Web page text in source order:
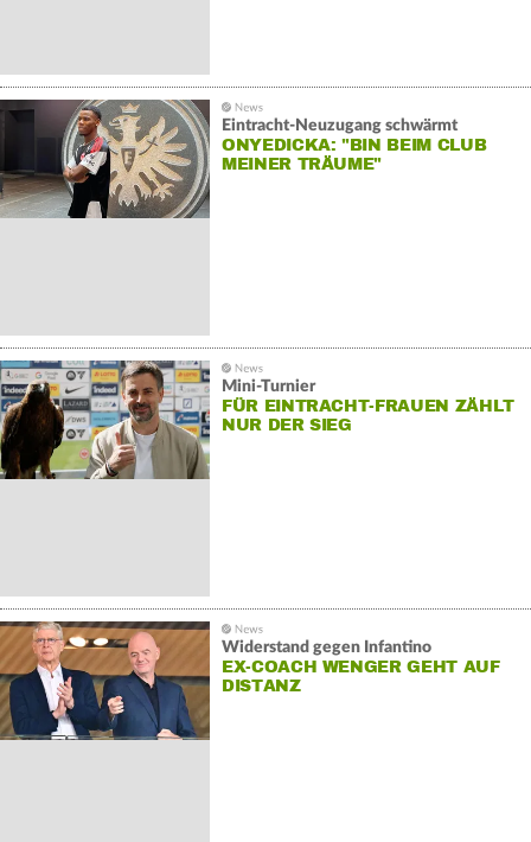
Eintracht-Neuzugang schwärmt
ONYEDICKA: "BIN BEIM CLUB
MEINER TRÄUME"
Mini-Turnier
FÜR EINTRACHT-FRAUEN ZÄHLT
NUR DER SIEG
Widerstand gegen Infantino
EX-COACH WENGER GEHT AUF
DISTANZ